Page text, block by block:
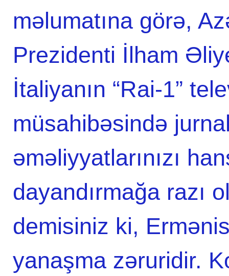
məlumatına görə,
Prezidenti İlham
İtaliyanın “Rai-1”
müsahibəsində
əməliyyatlarınızı
dayandırmağa razı
demisiniz ki,
yanaşma zəruridir.